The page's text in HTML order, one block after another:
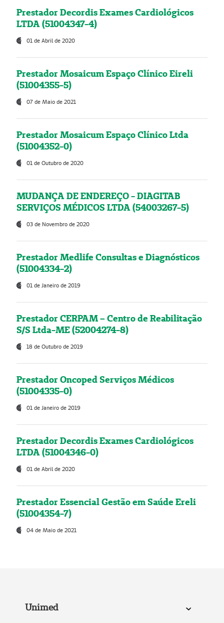
Prestador Decordis Exames Cardiológicos
LTDA (51004347-4)
01 de Abril de 2020
Prestador Mosaicum Espaço Clínico Eireli
(51004355-5)
07 de Maio de 2021
Prestador Mosaicum Espaço Clínico Ltda
(51004352-0)
01 de Outubro de 2020
MUDANÇA DE ENDEREÇO - DIAGITAB
SERVIÇOS MÉDICOS LTDA (54003267-5)
03 de Novembro de 2020
Prestador Medlife Consultas e Diagnósticos
(51004334-2)
01 de Janeiro de 2019
Prestador CERPAM – Centro de Reabilitação
S/S Ltda-ME (52004274-8)
18 de Outubro de 2019
Prestador Oncoped Serviços Médicos
(51004335-0)
01 de Janeiro de 2019
Prestador Decordis Exames Cardiológicos
LTDA (51004346-0)
01 de Abril de 2020
Prestador Essencial Gestão em Saúde Ereli
(51004354-7)
04 de Maio de 2021
Unimed